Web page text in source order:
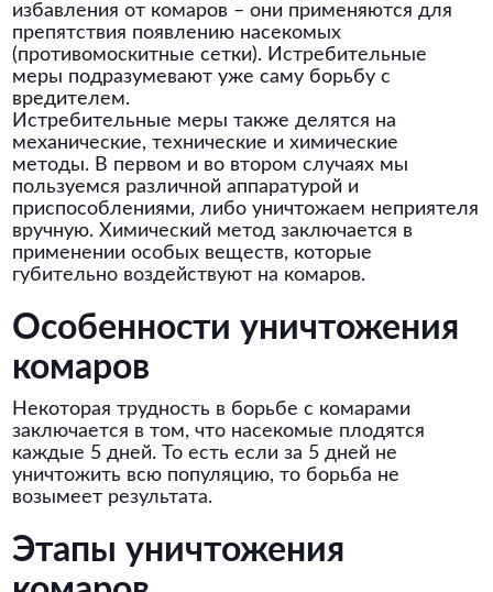
избавления от комаров – они применяются для
препятствия появлению насекомых
(противомоскитные сетки). Истребительные
меры подразумевают уже саму борьбу с
вредителем.
Истребительные меры также делятся на
механические, технические и химические
методы. В первом и во втором случаях мы
пользуемся различной аппаратурой и
приспособлениями, либо уничтожаем неприятеля
вручную. Химический метод заключается в
применении особых веществ, которые
губительно воздействуют на комаров.
Особенности уничтожения
комаров
Некоторая трудность в борьбе с комарами
заключается в том, что насекомые плодятся
каждые 5 дней. То есть если за 5 дней не
уничтожить всю популяцию, то борьба не
возымеет результата.
Этапы уничтожения